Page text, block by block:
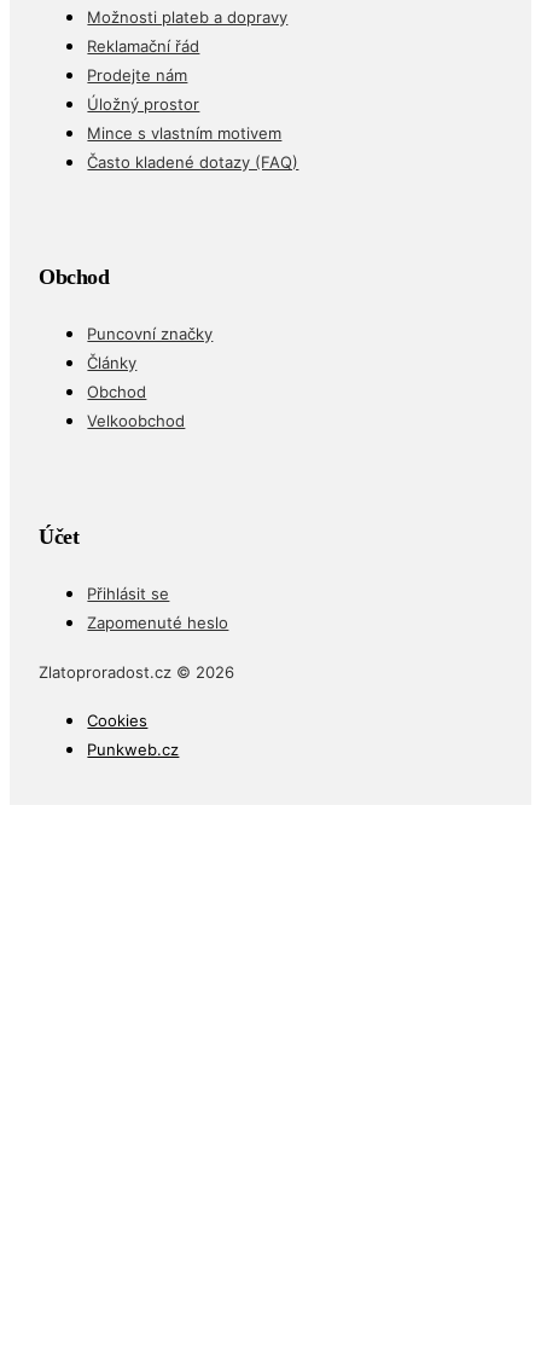
Možnosti plateb a dopravy
Reklamační řád
Prodejte nám
Úložný prostor
Mince s vlastním motivem
Často kladené dotazy (FAQ)
Obchod
Puncovní značky
Články
Obchod
Velkoobchod
Účet
Přihlásit se
Zapomenuté heslo
Zlatoproradost.cz © 2026
Cookies
Punkweb.cz